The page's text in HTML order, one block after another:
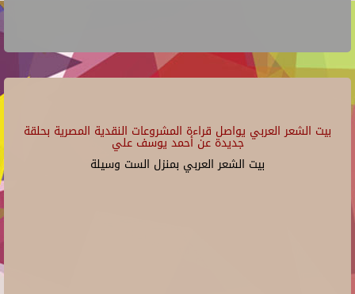
بيت الشعر العربي يواصل قراءة المشروعات النقدية المصرية بحلقة
جديدة عن أحمد يوسف علي
بيت الشعر العربي بمنزل الست وسيلة